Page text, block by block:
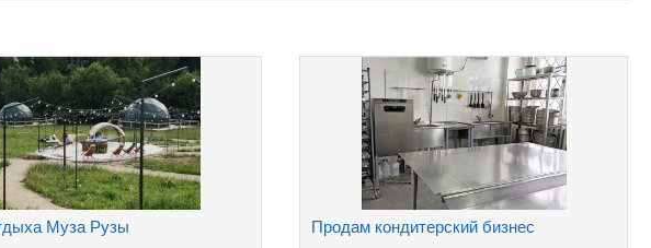
Муза Рузы Продам кондитерский бизнес